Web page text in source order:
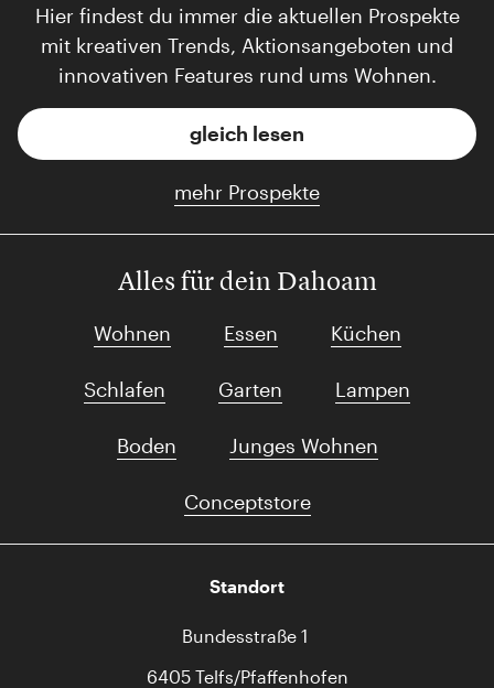
Hier findest du immer die aktuellen Prospekte
mit kreativen Trends, Aktionsangeboten und
innovativen Features rund ums Wohnen.
gleich lesen
mehr Prospekte
Alles für dein Dahoam
Wohnen Essen Küchen
Schlafen Garten Lampen
Boden Junges Wohnen
Conceptstore
Standort
Bundesstraße 1
6405 Telfs/Pfaffenhofen